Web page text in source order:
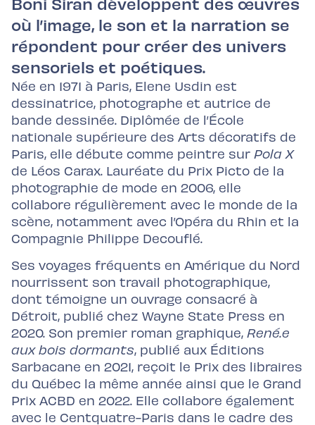
où l’image, le son et la narration se
répondent pour créer des univers
sensoriels et poétiques.
Née en 1971 à Paris, Elene Usdin est
dessinatrice, photographe et autrice de
bande dessinée. Diplômée de l’École
nationale supérieure des Arts décoratifs de
Paris, elle débute comme peintre sur Pola X
de Léos Carax. Lauréate du Prix Picto de la
photographie de mode en 2006, elle
collabore régulièrement avec le monde de la
scène, notamment avec l’Opéra du Rhin et la
Compagnie Philippe Decouflé.
Ses voyages fréquents en Amérique du Nord
nourrissent son travail photographique,
dont témoigne un ouvrage consacré à
Détroit, publié chez Wayne State Press en
2020. Son premier roman graphique, René.e
aux bois dormants, publié aux Éditions
Sarbacane en 2021, reçoit le Prix des libraires
du Québec la même année ainsi que le Grand
Prix ACBD en 2022. Elle collabore également
avec le Centquatre-Paris dans le cadre des